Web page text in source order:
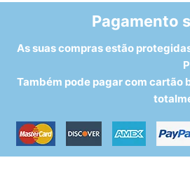
Pagamento
As suas compras estão
Também pode pagar com cartão